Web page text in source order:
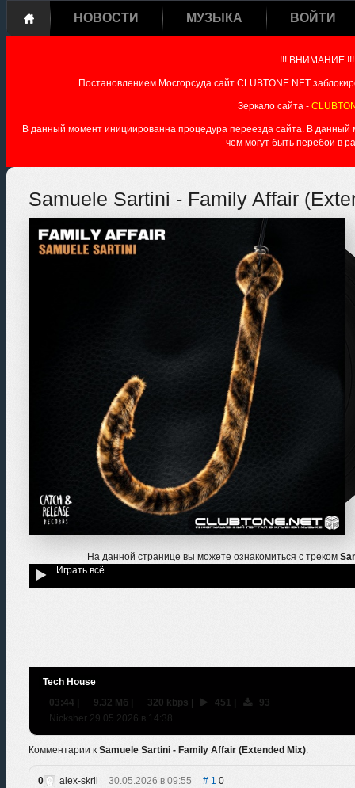
НОВОСТИ МУЗЫКА ВОЙТИ
!!! ВНИМАНИЕ !!!
Постановлением Мосгорсуда сайт CLUBTONE.NET
Зеркало сайта -
В данный момент инициированна процедура переезда сайта. В данный
чем могут быть перебои в
Samuele Sartini - Family Affair
На данной странице вы можете ознакомиться с треком
Играть всё
Tech House
03:44 | 9.32 Мб | 320 kbps | 451 |
93
Nicksher 29.05.2026 в 14:38
Комментарии к Samuele Sartini - Family Affair (Extended Mix):
0 alex-skril 30.05.2026 в 09:55 1 0